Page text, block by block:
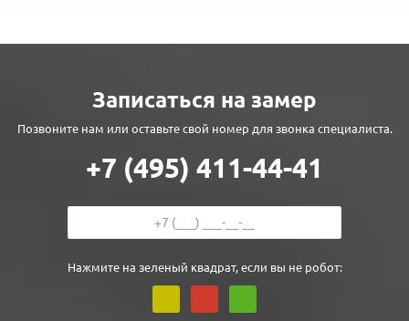
Записаться на замер
Позвоните нам или оставьте свой номер для звонка специалиста.
+7 (495) 411-44-41
Нажмите на зеленый квадрат, если вы не робот: